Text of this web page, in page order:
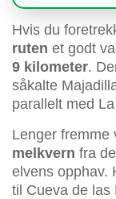
Hvis du
ruten et godt
9 kilometer.
såkalte
parallelt med
Lenger fremme
melkvern fra
elvens opphav.
til Cueva de las